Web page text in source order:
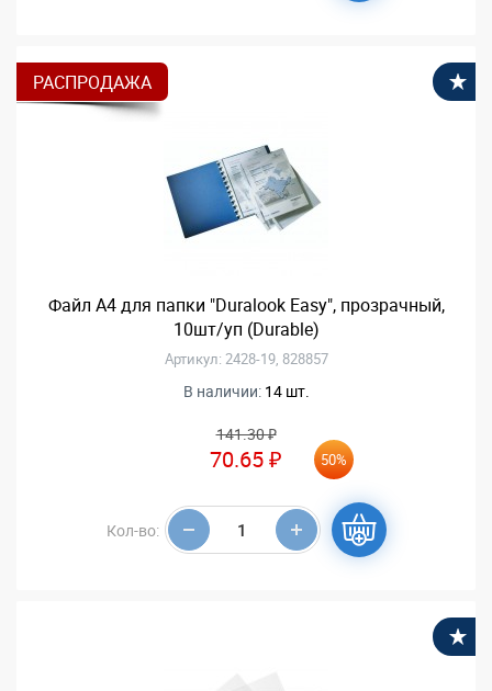
РАСПРОДАЖА
Файл А4 для папки "Duralook Easy", прозрачный,
10шт/уп (Durable)
Артикул: 2428-19, 828857
В наличии: 14 шт.
141.30 ₽
70.65 ₽ 50%
Кол-во: